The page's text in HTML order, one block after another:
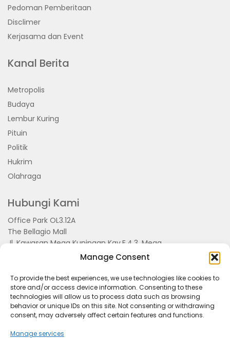
Manage Consent
To provide the best experiences, we use technologies like cookies to
store and/or access device information. Consenting to these
technologies will allow us to process data such as browsing
behavior or unique IDs on this site. Not consenting or withdrawing
consent, may adversely affect certain features and functions.
Manage services
Pedoman Pemberitaan
Disclimer
Kerjasama dan Event
Kanal Berita
Metropolis
Budaya
Lembur Kuring
Pituin
Politik
Hukrim
Olahraga
Hubungi Kami
Office Park OL3.12A
The Bellagio Mall
Jl. Kawasan Mega Kuningan Kav.E.4.3, Mega
Kuningan, Kel. Kuningan Timur,
Kec.Setiabudi, Jakarta Selatan 15810